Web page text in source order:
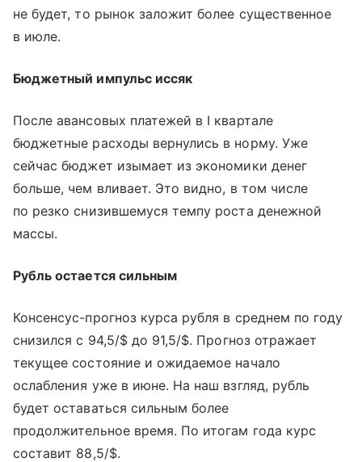
не будет, то рынок заложит более существенное
в июле.
Бюджетный импульс иссяк
После авансовых платежей в I квартале
бюджетные расходы вернулись в норму. Уже
сейчас бюджет изымает из экономики денег
больше, чем вливает. Это видно, в том числе
по резко снизившемуся темпу роста денежной
массы.
Рубль остается сильным
Консенсус-прогноз курса рубля в среднем по году
снизился с 94,5/$ до 91,5/$. Прогноз отражает
текущее состояние и ожидаемое начало
ослабления уже в июне. На наш взгляд, рубль
будет оставаться сильным более
продолжительное время. По итогам года курс
составит 88,5/$.